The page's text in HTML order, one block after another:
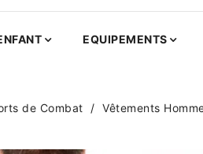
EQUIPEMENTS
de Combat Vêtements